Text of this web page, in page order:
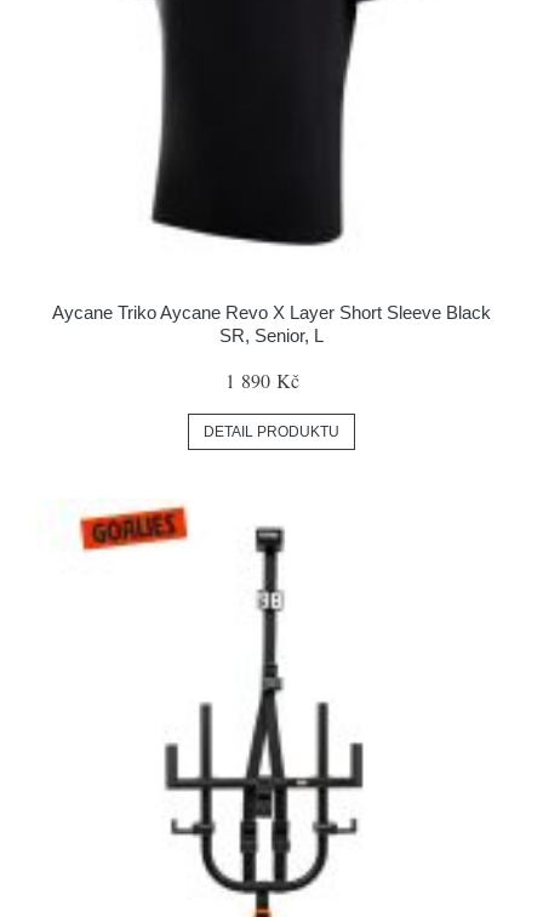
Aycane Triko Aycane Revo X Layer Short Sleeve Black
SR, Senior, L
1 890 Kč
DETAIL PRODUKTU